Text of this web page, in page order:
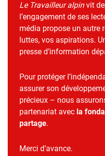
Le Travailleur alpinvit
l’engagement de ses
média propose un autre
luttes, vos aspirations.
presse d’information
Pour protéger
assurer son
précieux – nous
partenariat avec la
partage.
Merci d’avance.